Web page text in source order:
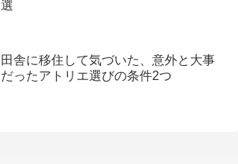
選
田舎に移住して気づいた、意外と大事
だったアトリエ選びの条件2つ